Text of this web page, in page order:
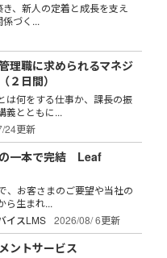
、新人の定着と成長を支え
づく...
理職に求められるマネジ
２日間）
は何をする仕事か、課長の振
義とともに...
24更新
一本で完結 Leaf
、お客さまのご要望や当社の
ら生まれ...
イスLMS
2026/08/ 6更新
ントサービス